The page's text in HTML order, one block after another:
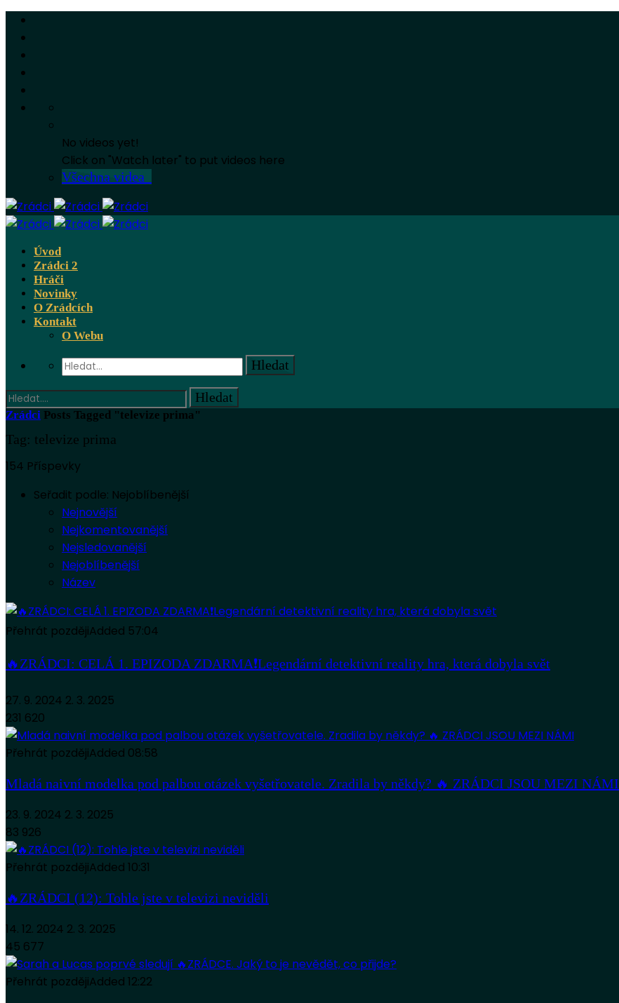
No videos yet!
Click on "Watch later" to put videos here
Všechna videa
Úvod
Zrádci 2
Hráči
Novinky
O Zrádcích
Kontakt
O Webu
Zrádci Posts Tagged "televize prima"
Tag: televize prima
154 Příspevky
Seřadit podle: Nejoblíbenější
Nejnovější
Nejkomentovanější
Nejsledovanější
Nejoblíbenější
Název
Přehrát pozdějiAdded 57:04
🔥ZRÁDCI: CELÁ 1. EPIZODA ZDARMA❗️Legendární detektivní reality hra, která dobyla svět
27. 9. 2024 2. 3. 2025
231 620
Přehrát pozdějiAdded 08:58
Mladá naivní modelka pod palbou otázek vyšetřovatele. Zradila by někdy? 🔥 ZRÁDCI JSOU MEZI NÁMI
23. 9. 2024 2. 3. 2025
83 926
Přehrát pozdějiAdded 10:31
🔥ZRÁDCI (12): Tohle jste v televizi neviděli
14. 12. 2024 2. 3. 2025
45 677
Přehrát pozdějiAdded 12:22